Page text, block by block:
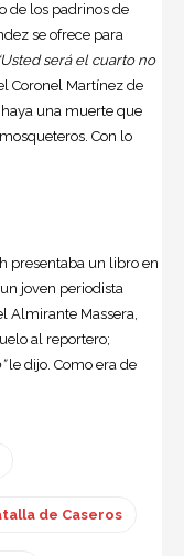
de los padrinos de
se ofrece para
será el cuarto no
Coronel Martínez de
una muerte que
Con lo
presentaba un libro en
joven periodista
Almirante Massera,
al reportero;
le dijo. Como era de
de Caseros